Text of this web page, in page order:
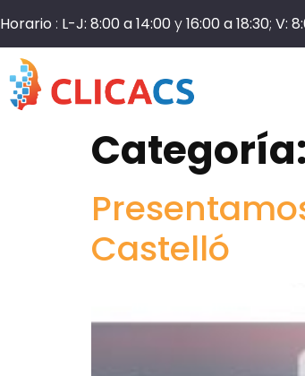
Horario : L-J: 8:00 a 14:00y16:00 a 18:30; V:
Categoría:
Castelló